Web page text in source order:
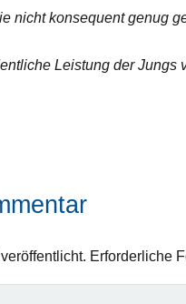
nicht konsequent genug
Leistung der Jungs
Erforderliche